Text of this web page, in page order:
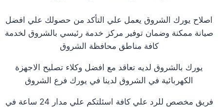
اصلاح يورك الشروق يعمل علي التأكد من حصولك علي افضل
صيانة ممكنة وضمان توفير مركز خدمة رئيسي بالشروق لخدمة
كافة مناطق محافظة الشروق
يورك بالشروق لديه تعاقد مع افضل وكلاء تصليح الاجهزة
الكهربائية في الشروق لدينا في يورك فرع الشروق
فريق مخصص للرد علي كافة اسئلتكم علي مدار 24 ساعة في